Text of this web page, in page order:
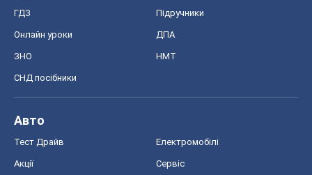
ГДЗ Підручники
Онлайн уроки ДПА
ЗНО НМТ
СНД посібники
Авто
Тест Драйв Електромобілі
Акції Сервіс